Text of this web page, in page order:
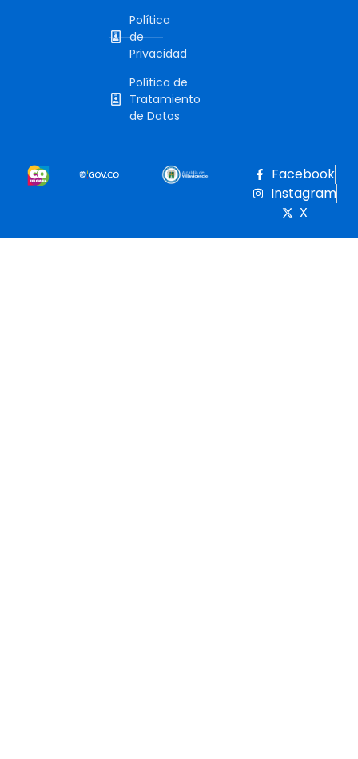
Política
de
Privacidad
Política de
Tratamiento
de Datos
Facebook
Instagram
X